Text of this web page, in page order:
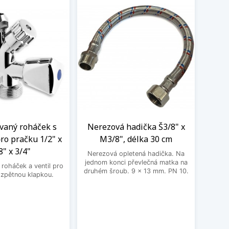
roháček s
pračku 1/2" x
x 3/4"
roháček a ventil pro
klapkou.
Nerezová hadička Š3/8" x
M3/8", délka 30 cm
Nerezová opletená hadička. Na
jednom konci převlečná matka na
druhém šroub. 9 x 13 mm. PN 10.